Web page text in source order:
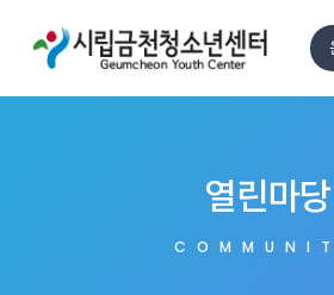
열린마당